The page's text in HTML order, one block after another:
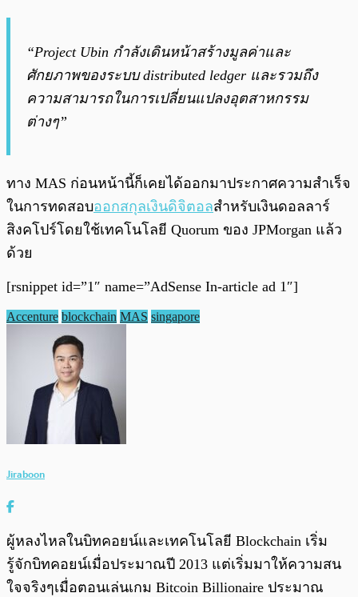
“Project Ubin กำลังเดินหน้าสร้างมูลค่าและ
ศักยภาพของระบบ distributed ledger และรวมถึง
ความสามารถในการเปลี่ยนแปลงอุตสาหกรรม
ต่างๆ”
ทาง MAS ก่อนหน้านี้ก็เคยได้ออกมาประกาศความสำเร็จ
ในการทดสอบออกสกุลเงินดิจิตอลสำหรับเงินดอลลาร์
สิงคโปร์โดยใช้เทคโนโลยี Quorum ของ JPMorgan แล้ว
ด้วย
[rsnippet id=”1″ name=”AdSense In-article ad 1″]
Accenture blockchain MAS singapore
Jiraboon
ผู้หลงไหลในบิทคอยน์และเทคโนโลยี Blockchain เริ่ม
รู้จักบิทคอยน์เมื่อประมาณปี 2013 แต่เริ่มมาให้ความสน
ใจจริงๆเมื่อตอนเล่นเกม Bitcoin Billionaire ประมาณ